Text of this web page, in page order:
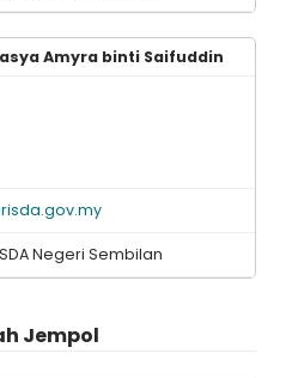
Amyra binti Saifuddin
Negeri Sembilan
Jempol